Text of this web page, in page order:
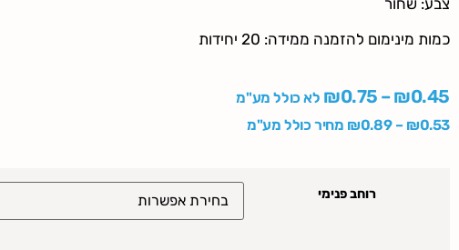
כמות מינימום להזמנה ממידה: 20 יחידות
₪0.45
–
₪0.75
לא כולל מע"מ
₪0.53
–
₪0.89 מחיר כולל מע"מ
רוחב פנימי